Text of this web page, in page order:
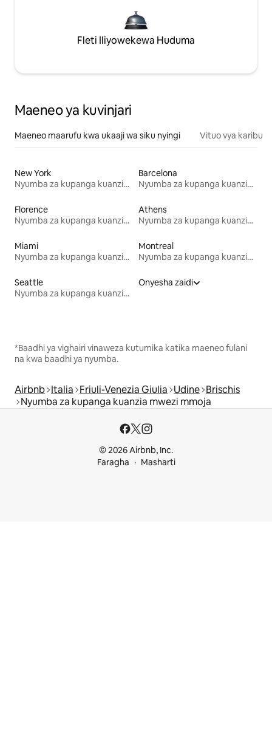
Fleti Iliyowekewa Huduma
Maeneo ya kuvinjari
Maeneo maarufu kwa ukaaji wa siku nyingi Vituo vya karibu
New York
Nyumba za kupanga kuanzia mwezi mmoja
Barcelona
Nyumba za kupanga kuanzia mwezi mmoja
Florence
Nyumba za kupanga kuanzia mwezi mmoja
Athens
Nyumba za kupanga kuanzia mwezi mmoja
Miami
Nyumba za kupanga kuanzia mwezi mmoja
Montreal
Nyumba za kupanga kuanzia mwezi mmoja
Seattle
Nyumba za kupanga kuanzia mwezi mmoja
Onyesha zaidi
*Baadhi ya vighairi vinaweza kutumika katika maeneo fulani
na kwa baadhi ya nyumba.
Airbnb Italia Friuli-Venezia Giulia Udine Brischis
Nyumba za kupanga kuanzia mwezi mmoja
© 2026 Airbnb, Inc.
Faragha
Masharti